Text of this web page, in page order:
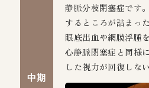
中期
静脈分枝閉塞症です
するところが詰まっ
眼底出血や網膜浮腫
心静脈閉塞症と同様
した視力が回復しな